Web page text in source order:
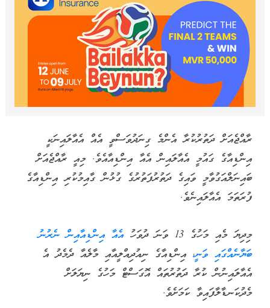
ރާއްޖެއަށް ދަތުރުކުރާ އެންމެ ގިނަދުވަސްވީ އެއް އެއާލައިނަކީ
އިންޑިއާގެ ގައުމީ އެއާލައިން އެއާ އިންޑިއާއެވެ. މިއީ ރާއްޖެއަށް
ބައިނަލްއަގުވާމީ ވައިގެ ދަތުރުފަތުރުގެ ގުޅުން ގާއިމުކުރި އިންޑިއާގެ
ފުރަތަމަ އެއާލައިނެވެ.
މިދިޔަ މެއި މަހުގެ 13 ވަނަ ދުވަހު
އެއާ އިންޑިއާއިން ނެރުނު
ބަޔާނެއްގައި ވަނީ، އިންޑިއާގެ ނިއުދިއްލީއާއި މާލެއާ ދެމެދު އެ
އެއާލައިނުން ކުރާ ދަތުރުތައް އޮގަސްޓް މަހުގެ ނިޔަލަށް
މެދުކަނޑާލާފައިވާ ކަމަށެވެ.